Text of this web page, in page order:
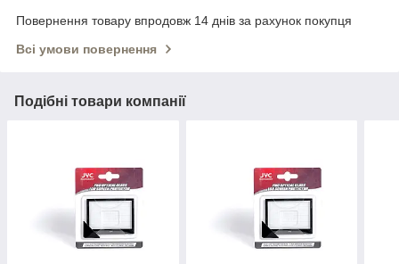
Повернення товару впродовж 14 днів за рахунок покупця
Всі умови повернення
Подібні товари компанії